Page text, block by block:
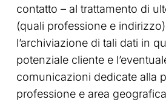
contatto – al trattamento di
(quali professione e
l’archiviazione di tali dati in
potenziale cliente e
comunicazioni dedicate alla
professione e area